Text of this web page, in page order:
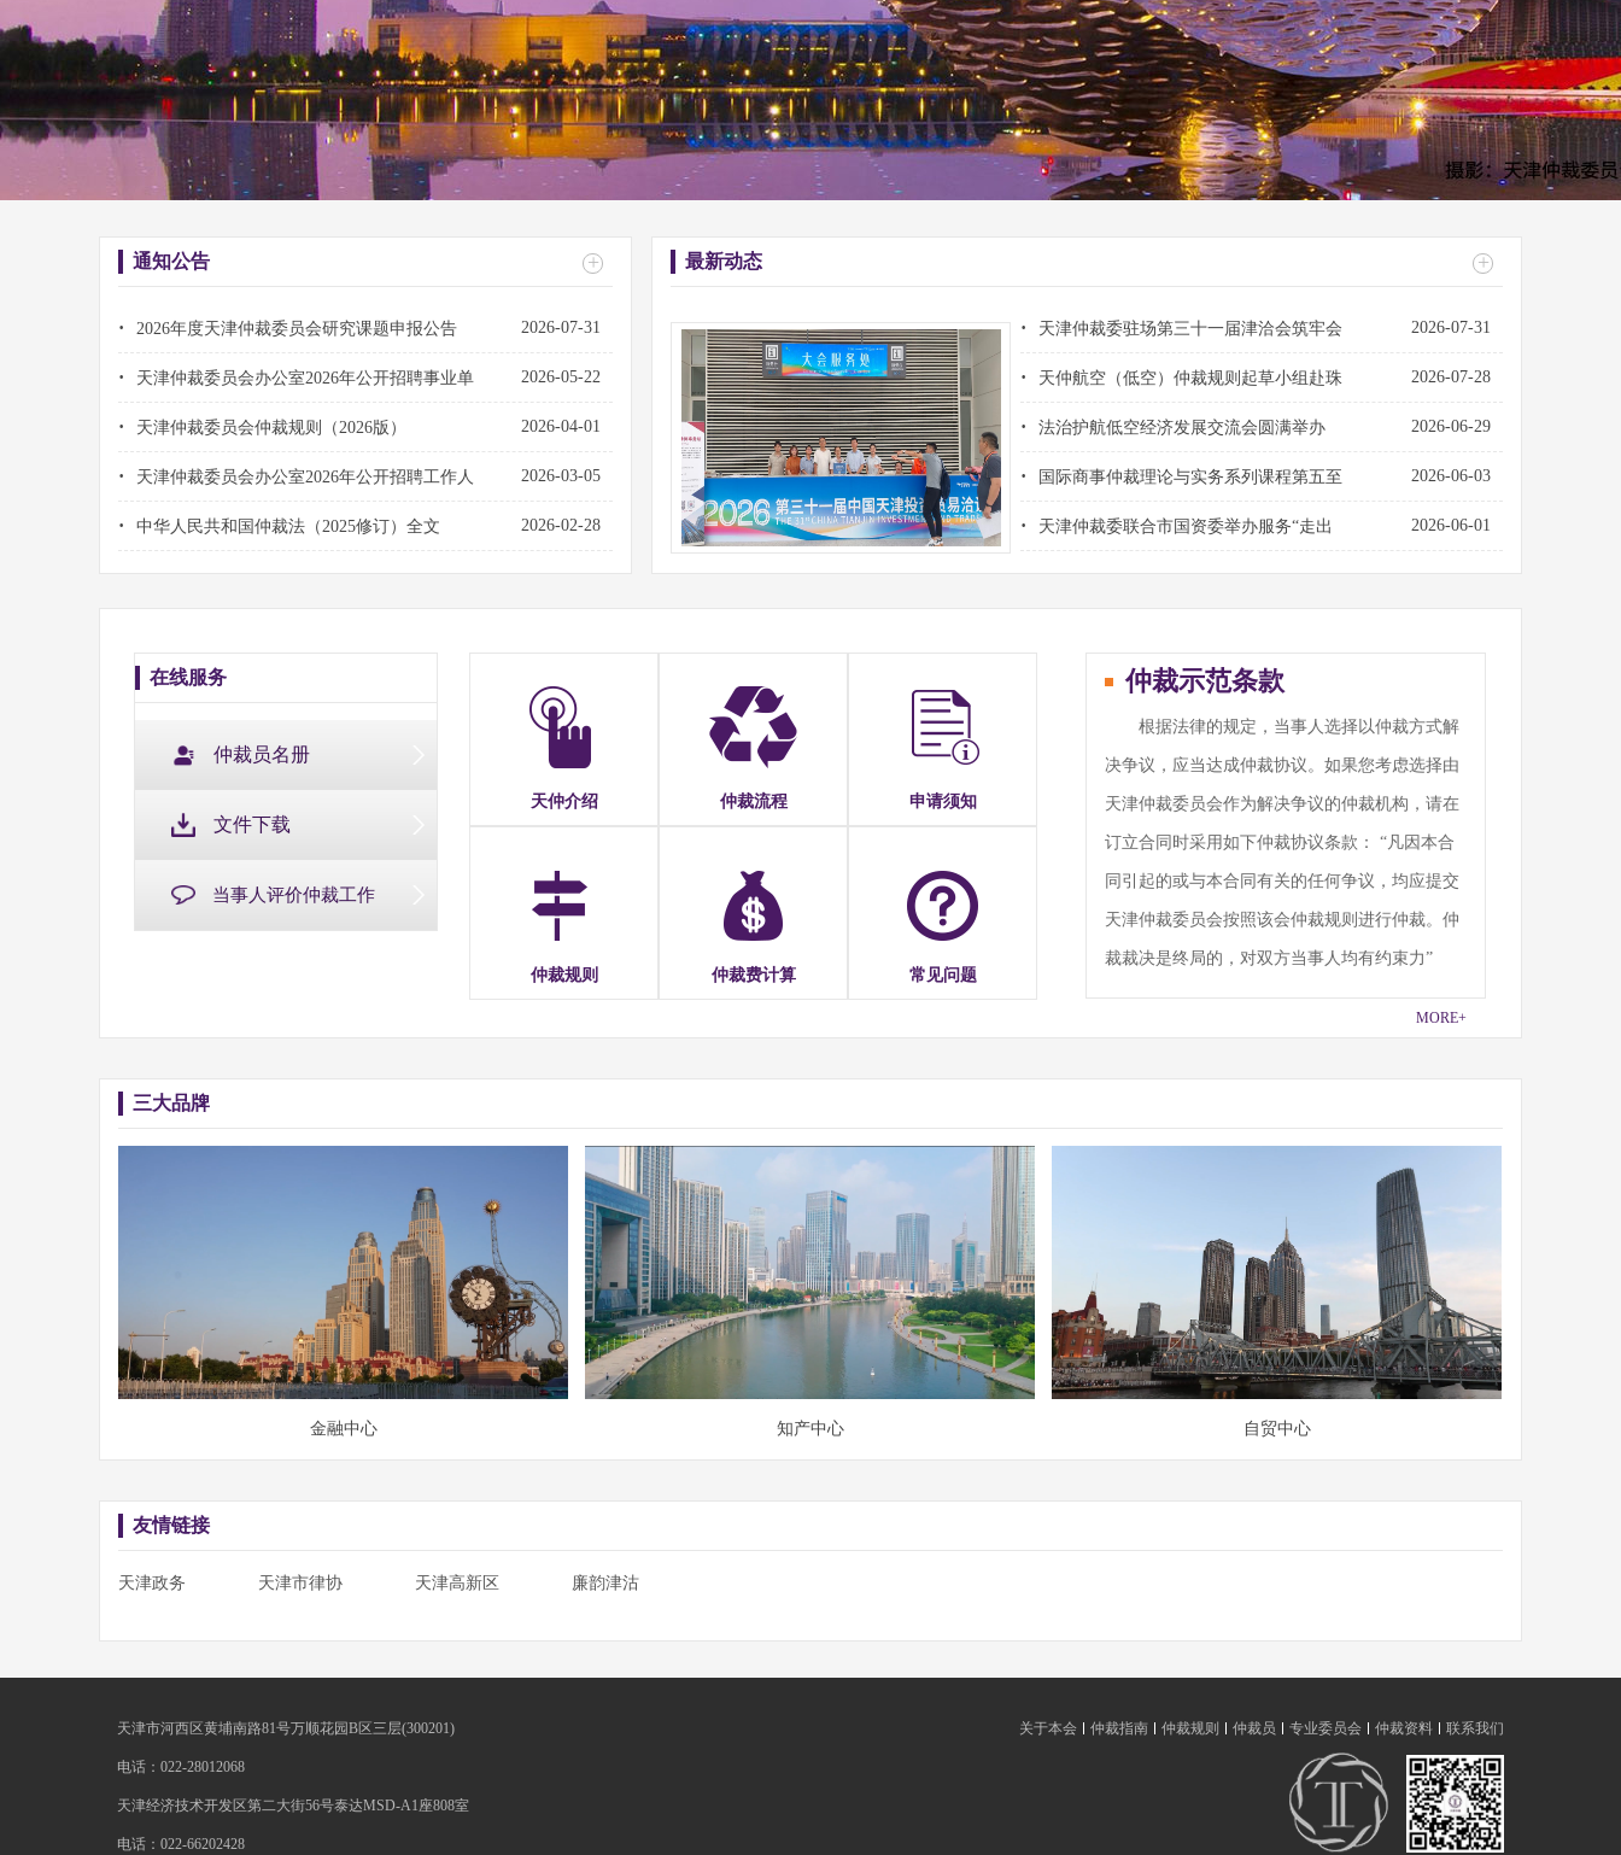
通知公告 +
· 2026年度天津仲裁委员会研究课题申报公告 2026-07-31
· 天津仲裁委员会办公室2026年公开招聘事业单 2026-05-22
· 天津仲裁委员会仲裁规则（2026版） 2026-04-01
· 天津仲裁委员会办公室2026年公开招聘工作人 2026-03-05
· 中华人民共和国仲裁法（2025修订）全文 2026-02-28
最新动态 +
· 天津仲裁委驻场第三十一届津洽会筑牢会 2026-07-31
· 天仲航空（低空）仲裁规则起草小组赴珠 2026-07-28
· 法治护航低空经济发展交流会圆满举办 2026-06-29
· 国际商事仲裁理论与实务系列课程第五至 2026-06-03
· 天津仲裁委联合市国资委举办服务“走出 2026-06-01
在线服务
仲裁员名册
文件下载
当事人评价仲裁工作
天仲介绍 仲裁流程 申请须知
仲裁规则 仲裁费计算 常见问题
仲裁示范条款
根据法律的规定，当事人选择以仲裁方式解
决争议，应当达成仲裁协议。如果您考虑选择由
天津仲裁委员会作为解决争议的仲裁机构，请在
订立合同时采用如下仲裁协议条款： “凡因本合
同引起的或与本合同有关的任何争议，均应提交
天津仲裁委员会按照该会仲裁规则进行仲裁。仲
裁裁决是终局的，对双方当事人均有约束力”
MORE+
三大品牌
金融中心 知产中心 自贸中心
友情链接
天津政务 天津市律协 天津高新区 廉韵津沽
天津市河西区黄埔南路81号万顺花园B区三层(300201)
电话：022-28012068
天津经济技术开发区第二大街56号泰达MSD-A1座808室
电话：022-66202428
关于本会 仲裁指南 仲裁规则 仲裁员 专业委员会 仲裁资料 联系我们